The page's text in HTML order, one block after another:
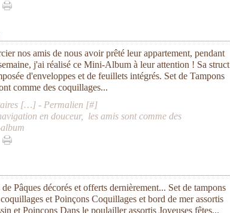
nos amis de nous avoir prêté leur appartement, pendant
j'ai réalisé ce Mini-Album à leur attention ! Sa struct
d'enveloppes et de feuillets intégrés. Set de Tampons
comme des coquillages...
[…] - Permalien [#]
en douceur, les amis sont comme des
Pâques décorés et offerts dernièrement... Set de tampons
et Poinçons Coquillages et bord de mer assortis
et Poinçons Dans le poulailler assortis Joyeuses fêtes...